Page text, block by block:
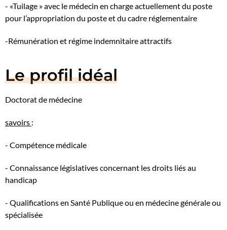
- «Tuilage » avec le médecin en charge actuellement du poste
pour l’appropriation du poste et du cadre réglementaire
-Rémunération et régime indemnitaire attractifs
Le profil idéal
Doctorat de médecine
savoirs :
- Compétence médicale
- Connaissance législatives concernant les droits liés au
handicap
- Qualifications en Santé Publique ou en médecine générale ou
spécialisée